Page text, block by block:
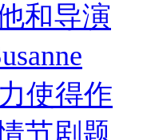
和导演
使得作